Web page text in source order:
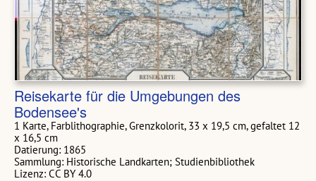
Reisekarte für die Umgebungen des
Bodensee's
1 Karte, Farblithographie, Grenzkolorit, 33 x 19,5 cm, gefaltet 12
x 16,5 cm
Datierung: 1865
Sammlung: Historische Landkarten; Studienbibliothek
Lizenz: CC BY 4.0